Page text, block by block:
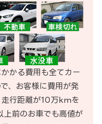
かる費用も全てカー
、お客様に費用が発
走行距離が10万kmを
上前のお車でも高値が